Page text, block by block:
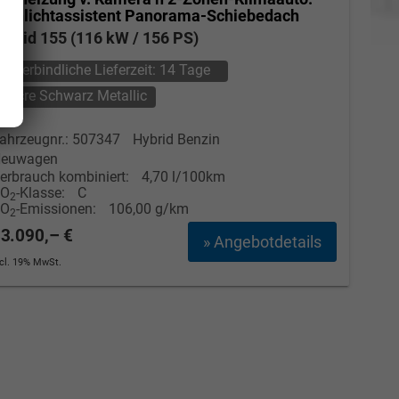
Fernlichtassistent Panorama-Schiebedach
hybrid 155 (116 kW / 156 PS)
unverbindliche Lieferzeit: 14 Tage
Nacre Schwarz Metallic
507347
Hybrid Benzin
kombiniert:
4,70 l/100km
2-Klasse:
C
2-Emissionen: 106,00 g/km
» Angebotdetails
€
19% MwSt.
Elvedin Calakovic
Verkauf
Tel. 04181/2176-27
calakovic@take-your-car.de